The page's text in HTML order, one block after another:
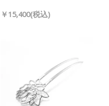
￥15,400(税込)